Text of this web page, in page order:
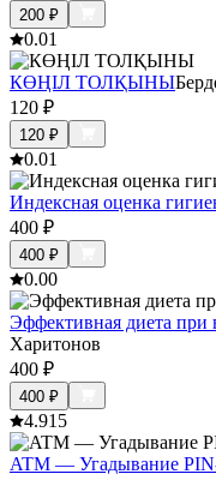
200 ₽
0.01
КӨҢІЛ ТОЛҚЫНЫ
120 ₽
120 ₽
0.01
Индексная оценка
400 ₽
400 ₽
0.00
Эффективная диета при
Харитонов
400 ₽
400 ₽
4.915
ATM — Угадывание